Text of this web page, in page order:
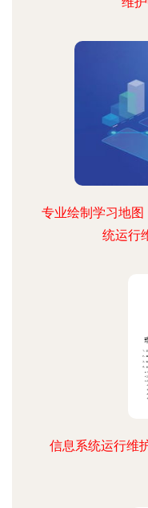
专业绘制学习地
统运行
信息系统运行维